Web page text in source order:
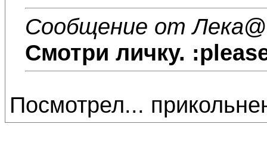
Сообщение от Лека
Смотри личку.
Посмотрел...